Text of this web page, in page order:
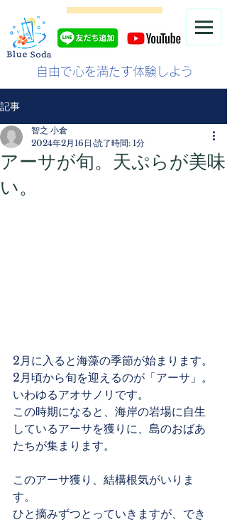
自由で心を満たす体験しよう
記事
アーサが旬。天ぷらが美味
い。
智之 小倉
2024年2月16日 読了時間: 1分
2月に入ると海藻の季節が始まります。
2月頃から旬を迎えるのが「アーサ」。
いわゆるアオサノリです。
この時期になると、海岸の岩場に自生
しているアーサを獲りに、島のおばあ
たちが集まります。
このアーサ獲り、結構根気がいりま
す。
ひと摘みずつとっていきますが、でき